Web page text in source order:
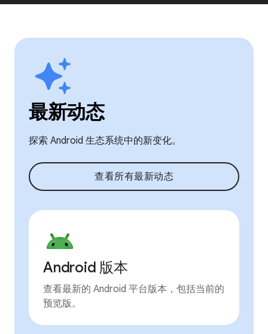
最新动态
探索 Android 生态系统中的新变化。
查看所有最新动态
Android 版本
查看最新的 Android 平台版本，包括当前的
预览版。